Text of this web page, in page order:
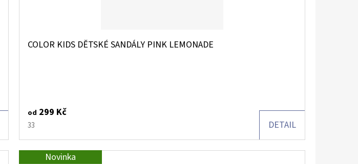
COLOR KIDS DĚTSKÉ SANDÁLY PINK LEMONADE
od 299 Kč
33 DETAIL
Novinka